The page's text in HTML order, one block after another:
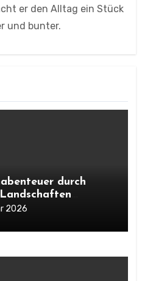
er den Alltag ein Stück
und bunter.
durch
2026